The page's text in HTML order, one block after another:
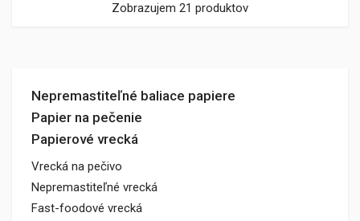
Nepremastiteľné baliace papiere
Papier na pečenie
Papierové vrecká
Vrecká na pečivo
Nepremastiteľné vrecká
Fast-foodové vrecká
Zobrazujem 21 produktov